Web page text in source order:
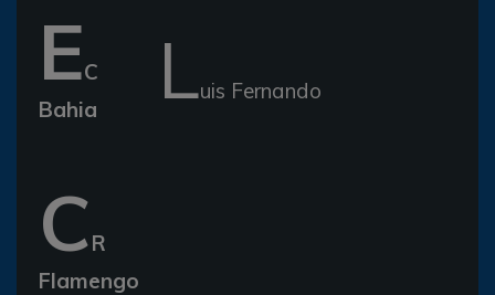
EC
Bahia
Luis Fernando
CR
Flamengo